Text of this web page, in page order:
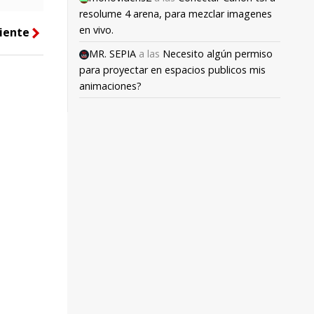
right
resolume 4 arena, para mezclar imagenes
en vivo.
MR. SEPIA a las Necesito algún permiso
para proyectar en espacios publicos mis
animaciones?